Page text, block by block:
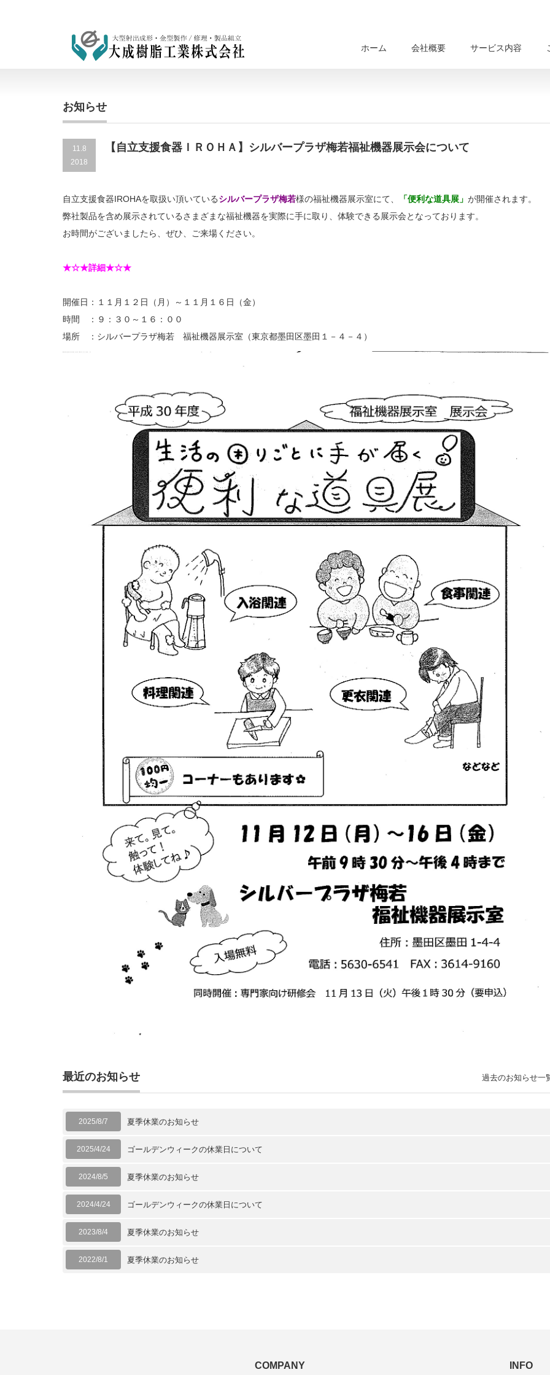
ホーム 会社概要 サービス内容
お知らせ
11.8
2018
【自立支援食器ＩＲＯＨＡ】シルバープラザ梅若福祉機器展示会について
自立支援食器IROHAを取扱い頂いているシルバープラザ梅若様の福祉機器展示室にて、 「便利な道具展」 が開催されます。
弊社製品を含め展示されているさまざまな福祉機器を実際に手に取り、体験できる展示会となっております。
お時間がございましたら、ぜひ、ご来場ください。
★☆★詳細★☆★
開催日：１１月１２日（月）～１１月１６日（金）
時間 ：９：３０～１６：００
場所 ：シルバープラザ梅若 福祉機器展示室（東京都墨田区墨田１－４－４）
最近のお知らせ
2025/8/7 夏季休業のお知らせ
2025/4/24 ゴールデンウィークの休業日について
2024/8/5 夏季休業のお知らせ
2024/4/24 ゴールデンウィークの休業日について
2023/8/4 夏季休業のお知らせ
2022/8/1 夏季休業のお知らせ
過去のお知らせ一
COMPANY INFO